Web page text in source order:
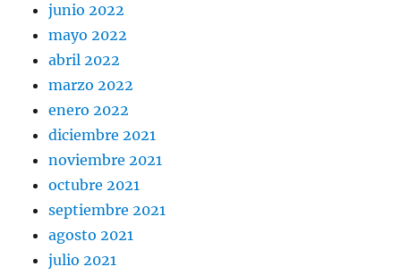
junio 2022
mayo 2022
abril 2022
marzo 2022
enero 2022
diciembre 2021
noviembre 2021
octubre 2021
septiembre 2021
agosto 2021
julio 2021